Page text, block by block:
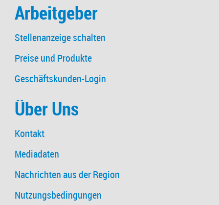
Arbeitgeber
Stellenanzeige schalten
Preise und Produkte
Geschäftskunden-Login
Über Uns
Kontakt
Mediadaten
Nachrichten aus der Region
Nutzungsbedingungen